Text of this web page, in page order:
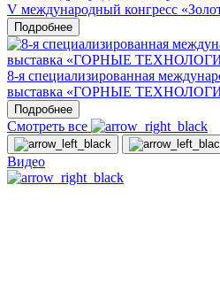
V международный конгресс
Подробнее
8-я специализированная
выставка «ГОРНЫЕ
Подробнее
Смотреть все
Видео